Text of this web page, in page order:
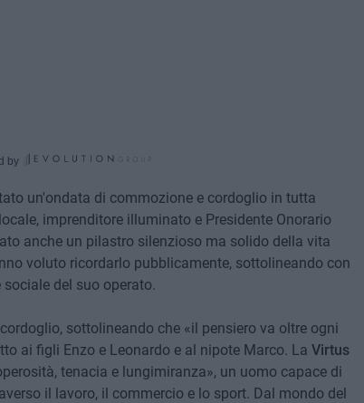
by
un'ondata di commozione e cordoglio in tutta
imprenditore illuminato e Presidente Onorario
anche un pilastro silenzioso ma solido della vita
voluto ricordarlo pubblicamente, sottolineando con
del suo operato.
sottolineando che «il pensiero va oltre ogni
ai figli Enzo e Leonardo e al nipote Marco. La Virtus
tenacia e lungimiranza», un uomo capace di
il lavoro, il commercio e lo sport. Dal mondo del